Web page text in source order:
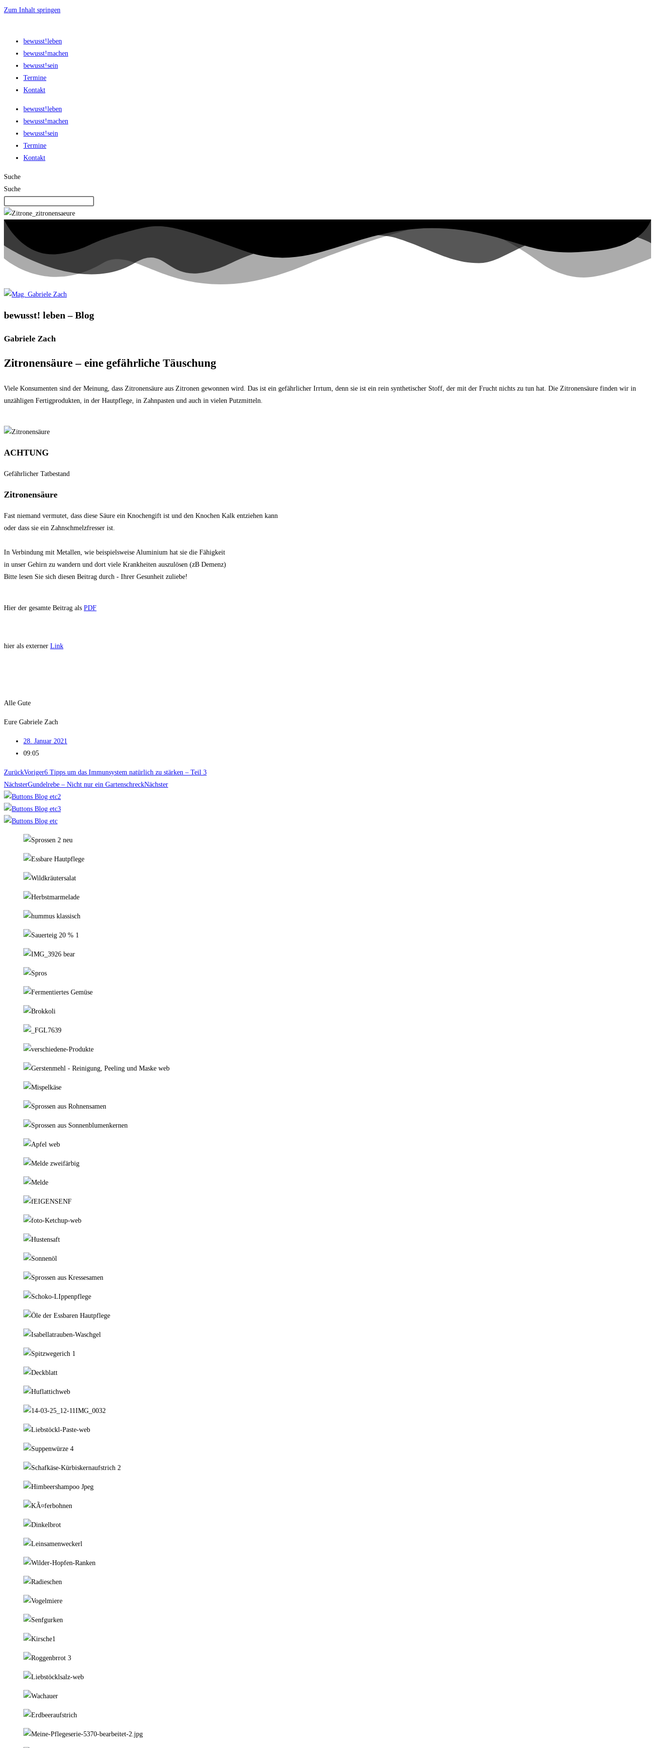
Zum Inhalt springen
bewusst!leben
bewusst!machen
bewusst!sein
Termine
Kontakt
bewusst!leben
bewusst!machen
bewusst!sein
Termine
Kontakt
Suche
Suche
bewusst! leben – Blog
Gabriele Zach
Zitronensäure – eine gefährliche Täuschung
Viele Konsumenten sind der Meinung, dass Zitronensäure aus Zitronen gewonnen wird. Das ist ein gefährlicher Irrtum, denn sie ist ein rein synthetischer Stoff, der mit der Frucht nichts zu tun hat. Die Zitronensäure finden wir in
unzähligen Fertigprodukten, in der Hautpflege, in Zahnpasten und auch in vielen Putzmitteln.
ACHTUNG
Gefährlicher Tatbestand
Zitronensäure
Fast niemand vermutet, dass diese Säure ein Knochengift ist und den Knochen Kalk entziehen kann
oder dass sie ein Zahnschmelzfresser ist.
In Verbindung mit Metallen, wie beispielsweise Aluminium hat sie die Fähigkeit
in unser Gehirn zu wandern und dort viele Krankheiten auszulösen (zB Demenz)
Bitte lesen Sie sich diesen Beitrag durch - Ihrer Gesunheit zuliebe!
Hier der gesamte Beitrag als PDF
hier als externer Link
Alle Gute
Eure Gabriele Zach
28. Januar 2021
09:05
ZurückVoriger6 Tipps um das Immunsystem natürlich zu stärken – Teil 3
NächsterGundelrebe – Nicht nur ein GartenschreckNächster